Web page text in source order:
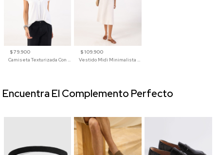
$ 79.900
$ 109.900
Encuentra El Complemento Perfecto